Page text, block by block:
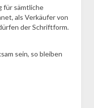
für sämtliche
als Verkäufer von
der Schriftform.
sein, so bleiben